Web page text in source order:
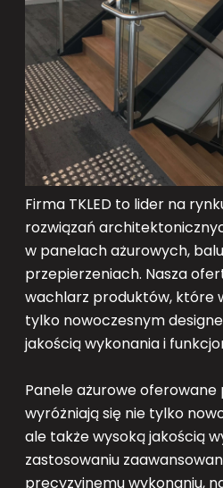
Firma TKLED to lider na
rozwiązań
w panelach ażurowych,
przepierzeniach. Nasza
wachlarz produktów, które
tylko nowoczesnym
jakością wykonania i
Panele ażurowe oferowane
wyróżniają się nie tylko
ale także wysoką jakością
zastosowaniu
precyzyjnemu wykonaniu,